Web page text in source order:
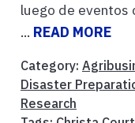
luego de eventos
... READ MORE
Category:
Disaster
Research